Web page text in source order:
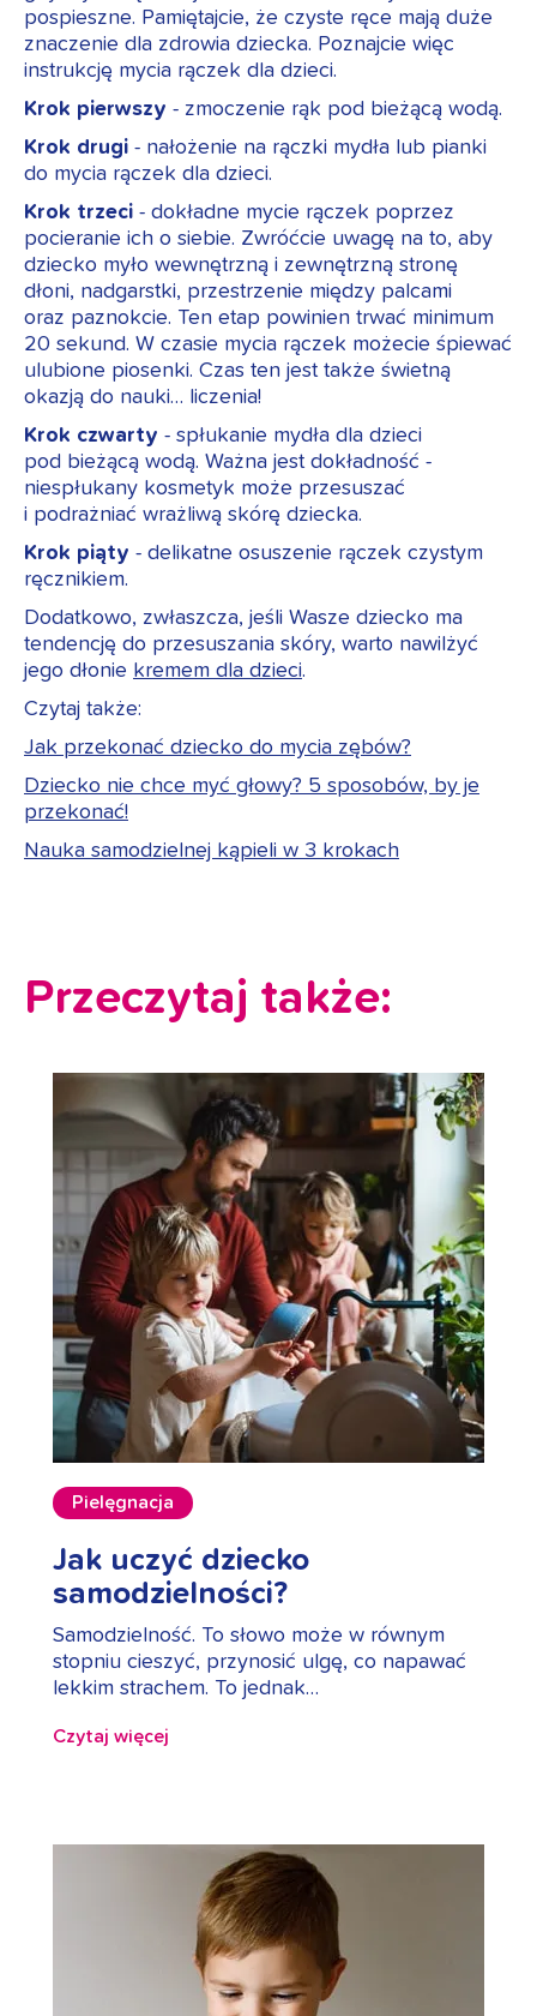
pospieszne. Pamiętajcie, że czyste ręce mają duże
znaczenie dla zdrowia dziecka. Poznajcie więc
instrukcję mycia rączek dla dzieci.
Krok pierwszy - zmoczenie rąk pod bieżącą wodą.
Krok drugi - nałożenie na rączki mydła lub pianki
do mycia rączek dla dzieci.
Krok trzeci - dokładne mycie rączek poprzez
pocieranie ich o siebie. Zwróćcie uwagę na to, aby
dziecko myło wewnętrzną i zewnętrzną stronę
dłoni, nadgarstki, przestrzenie między palcami
oraz paznokcie. Ten etap powinien trwać minimum
20 sekund. W czasie mycia rączek możecie śpiewać
ulubione piosenki. Czas ten jest także świetną
okazją do nauki… liczenia!
Krok czwarty - spłukanie mydła dla dzieci
pod bieżącą wodą. Ważna jest dokładność -
niespłukany kosmetyk może przesuszać
i podrażniać wrażliwą skórę dziecka.
Krok piąty - delikatne osuszenie rączek czystym
ręcznikiem.
Dodatkowo, zwłaszcza, jeśli Wasze dziecko ma
tendencję do przesuszania skóry, warto nawilżyć
jego dłonie kremem dla dzieci.
Czytaj także:
Jak przekonać dziecko do mycia zębów?
Dziecko nie chce myć głowy? 5 sposobów, by je
przekonać!
Nauka samodzielnej kąpieli w 3 krokach
Przeczytaj także:
Pielęgnacja
Jak uczyć dziecko
samodzielności?
Samodzielność. To słowo może w równym
stopniu cieszyć, przynosić ulgę, co napawać
lekkim strachem. To jednak…
Czytaj więcej